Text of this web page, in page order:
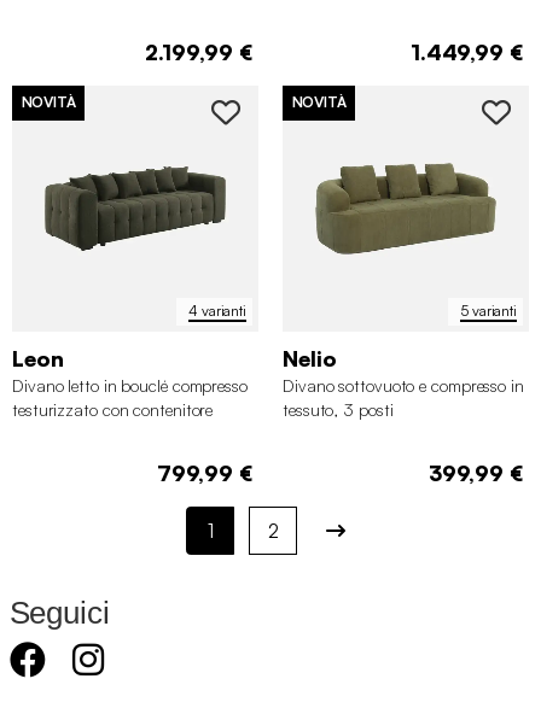
2.199,99 € 1.449,99 €
4 varianti
NOVITÀ
Leon
Divano letto in bouclé compresso
testurizzato con contenitore
799,99 €
5 varianti
NOVITÀ
Nelio
Divano sottovuoto e compresso in
tessuto, 3 posti
399,99 €
1 2
Seguici